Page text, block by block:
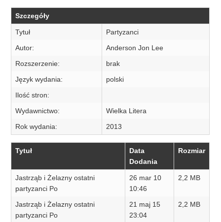
Szczegóły
Tytuł
Partyzanci
Autor:
Anderson Jon Lee
Rozszerzenie:
brak
Język wydania:
polski
Ilość stron:
Wydawnictwo:
Wielka Litera
Rok wydania:
2013
Tytuł
Data
Dodania
Rozmiar
Jastrząb i Żelazny ostatni
partyzanci Po
26 mar 10
10:46
2,2 MB
Jastrząb i Żelazny ostatni
partyzanci Po
21 maj 15
23:04
2,2 MB